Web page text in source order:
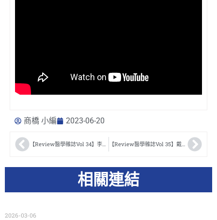
商橋 小編 2023-06-20
【Review醫學雜誌Vol 34】李欣濃醫師 【Review醫學雜誌Vol 35】戴明正醫師
相關連結
2026-03-06